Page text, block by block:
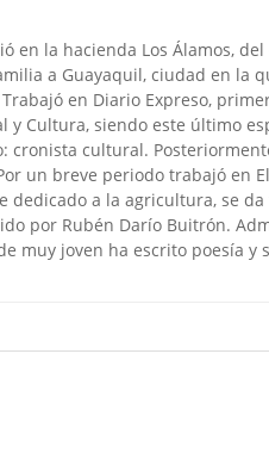
en la hacienda Los Álamos,
a Guayaquil, ciudad en la
en Diario Expreso,
y Cultura, siendo este último
cronista cultural.
un breve periodo trabajó en
dedicado a la agricultura, se
por Rubén Darío Buitrón.
muy joven ha escrito poesía